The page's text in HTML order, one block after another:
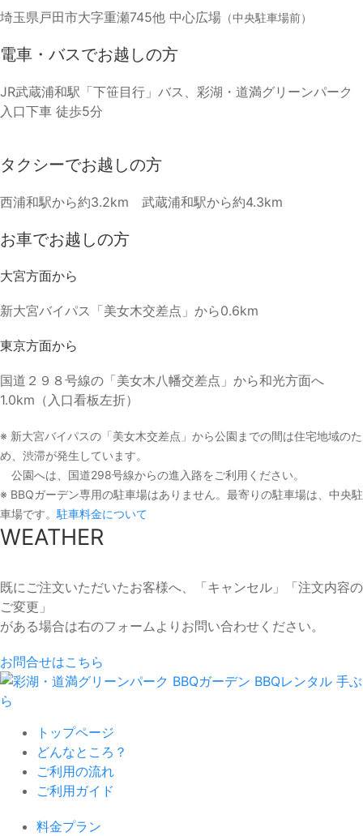
埼玉県戸田市大字重瀬745他 中心広場 （中央駐車場前）
電車・バスでお越しの方
JR武蔵浦和駅「下笹目行」バス、彩湖・道満グリーンパーク
入口下車 徒歩5分
タクシーでお越しの方
西浦和駅から約3.2km 武蔵浦和駅から約4.3km
お車でお越しの方
大宮方面から
新大宮バイパス「美女木交差点」から0.6km
東京方面から
国道２９８号線の「美女木八幡交差点」から和光方面へ
1.0km（入口看板左折）
※ 新大宮バイパスの「美女木交差点」から公園までの間は住宅地域のた
め、渋滞が発生しています。
公園へは、国道298号線からの進入路をご利用ください。
※ BBQガーデン専用の駐車場はありません。最寄りの駐車場は、中央駐
車場です。 駐車料金について
WEATHER
既にご注文いただいたお客様へ、「キャンセル」「注文内容の
ご変更」
がある場合は右のフォームよりお問い合わせください。
お問合せはこちら
トップページ
どんなところ？
ご利用の流れ
ご利用ガイド
料金プラン